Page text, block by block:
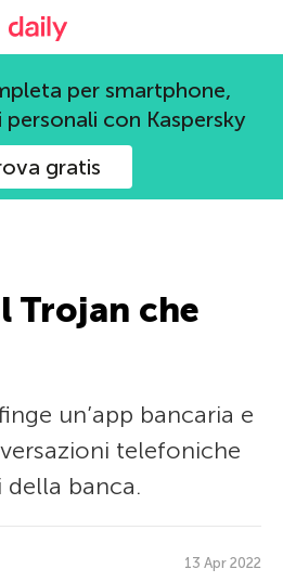
Blog ufficiale di Kaspersky
per smartphone,
con Kaspersky
gratis
Trojan che
un’app bancaria e
telefoniche
banca.
13 Apr 2022